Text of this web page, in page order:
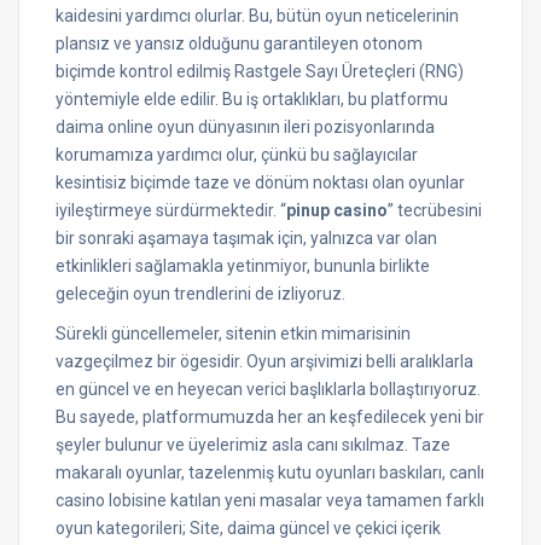
kaidesini yardımcı olurlar. Bu, bütün oyun neticelerinin
plansız ve yansız olduğunu garantileyen otonom
biçimde kontrol edilmiş Rastgele Sayı Üreteçleri (RNG)
yöntemiyle elde edilir. Bu iş ortaklıkları, bu platformu
daima online oyun dünyasının ileri pozisyonlarında
korumamıza yardımcı olur, çünkü bu sağlayıcılar
kesintisiz biçimde taze ve dönüm noktası olan oyunlar
iyileştirmeye sürdürmektedir. “pinup casino” tecrübesini
bir sonraki aşamaya taşımak için, yalnızca var olan
etkinlikleri sağlamakla yetinmiyor, bununla birlikte
geleceğin oyun trendlerini de izliyoruz.
Sürekli güncellemeler, sitenin etkin mimarisinin
vazgeçilmez bir ögesidir. Oyun arşivimizi belli aralıklarla
en güncel ve en heyecan verici başlıklarla bollaştırıyoruz.
Bu sayede, platformumuzda her an keşfedilecek yeni bir
şeyler bulunur ve üyelerimiz asla canı sıkılmaz. Taze
makaralı oyunlar, tazelenmiş kutu oyunları baskıları, canlı
casino lobisine katılan yeni masalar veya tamamen farklı
oyun kategorileri; Site, daima güncel ve çekici içerik